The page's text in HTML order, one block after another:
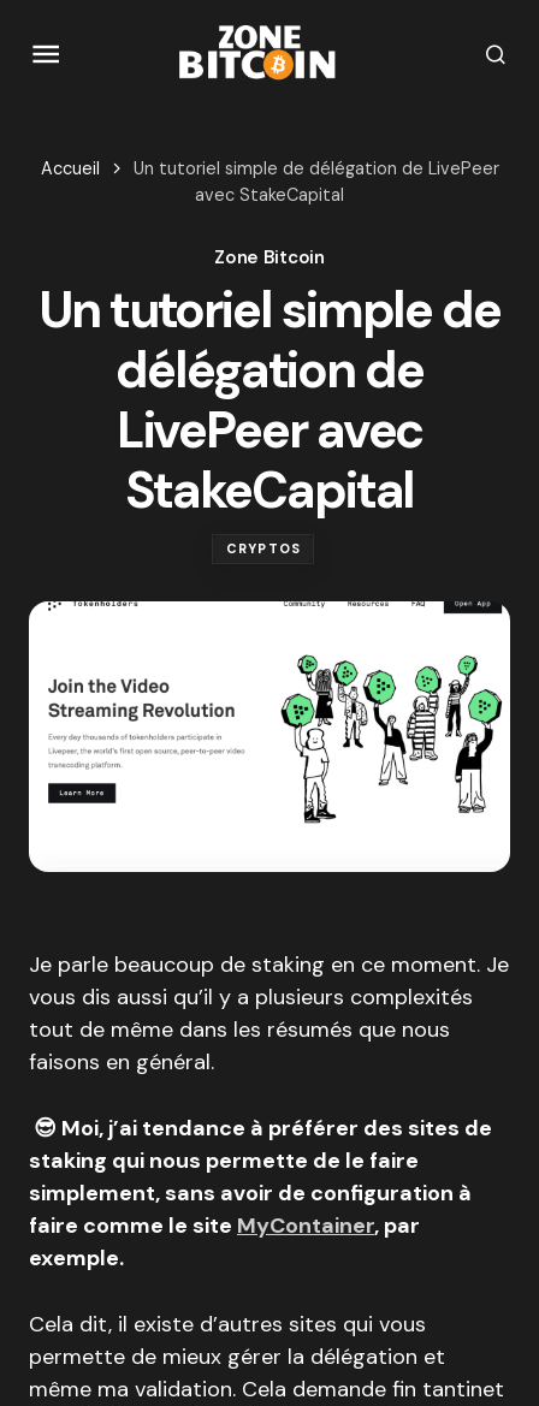
Accueil
Un tutoriel simple de délégation de LivePeer
avec StakeCapital
Zone Bitcoin
Un tutoriel simple de
délégation de
LivePeer avec
StakeCapital
CRYPTOS
Je parle beaucoup de staking en ce moment. Je
vous dis aussi qu’il y a plusieurs complexités
tout de même dans les résumés que nous
faisons en général.
😎 Moi, j’ai tendance à préférer des sites de
staking qui nous permette de le faire
simplement, sans avoir de configuration à
faire comme le site MyContainer, par
exemple.
Cela dit, il existe d’autres sites qui vous
permette de mieux gérer la délégation et
même ma validation. Cela demande fin tantinet